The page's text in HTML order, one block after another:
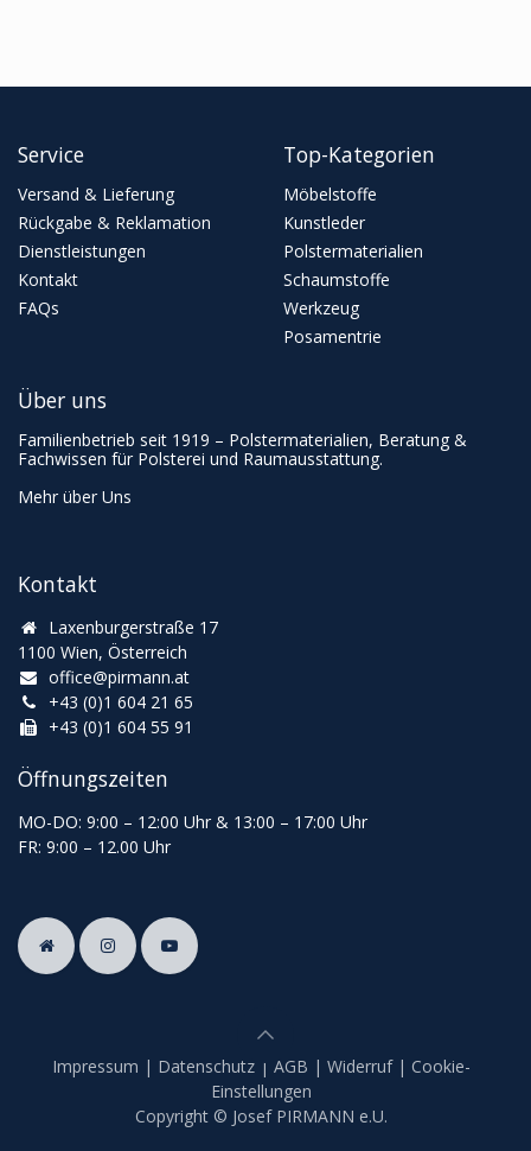
Service
Versand & Lieferung
Rückgabe & Reklamation
Dienstleistungen
Kontakt
FAQs
Top-Kategorien
Möbelstoffe
Kunstleder
Polstermaterialien
Schaumstoffe
Werkzeug
Posamentrie
Kontakt
Laxenburgerstraße 17
1100 Wien, Österreich
office@pirmann.at
+43 (0)1 604 21 65
+43 (0)1 604 55 91
Öffnungszeiten
MO-DO: 9:00 – 12:00 Uhr & 13:00 – 17:00 Uhr
FR: 9:00 – 12.00 Uhr
Über uns
Familienbetrieb seit 1919 – Polstermaterialien, Beratung &
Fachwissen für Polsterei und Raumausstattung.
Mehr über Uns
Impressum | Datenschutz | AGB | Widerruf | Cookie-
Einstellungen
Copyright © Josef PIRMANN e.U.